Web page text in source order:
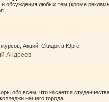
обсуждения любых тем (кроме
Акций, Скидок в Юрге!
Андреев
обо всем, что касается
нашего города.